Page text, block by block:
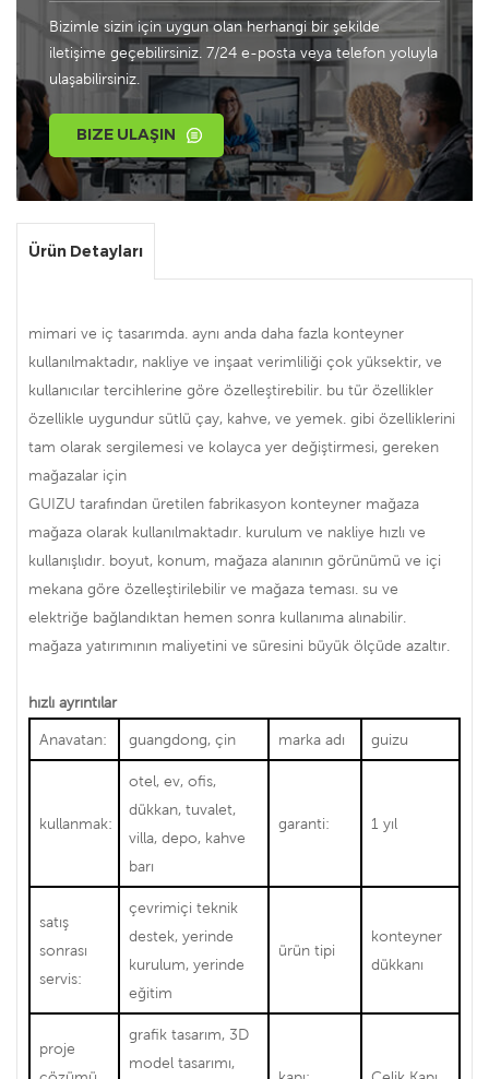
Bizimle sizin için uygun olan herhangi bir şekilde
iletişime geçebilirsiniz. 7/24 e-posta veya telefon yoluyla
ulaşabilirsiniz.
BIZE ULAŞIN
Ürün Detayları
mimari ve iç tasarımda. aynı anda daha fazla konteyner
kullanılmaktadır, nakliye ve inşaat verimliliği çok yüksektir, ve
kullanıcılar tercihlerine göre özelleştirebilir. bu tür özellikler
özellikle uygundur sütlü çay, kahve, ve yemek. gibi özelliklerini
tam olarak sergilemesi ve kolayca yer değiştirmesi, gereken
mağazalar için
GUIZU tarafından üretilen fabrikasyon konteyner mağaza
mağaza olarak kullanılmaktadır. kurulum ve nakliye hızlı ve
kullanışlıdır. boyut, konum, mağaza alanının görünümü ve içi
mekana göre özelleştirilebilir ve mağaza teması. su ve
elektriğe bağlandıktan hemen sonra kullanıma alınabilir.
mağaza yatırımının maliyetini ve süresini büyük ölçüde azaltır.
hızlı ayrıntılar
Anavatan: guangdong, çin marka adı guizu
kullanmak:
otel, ev, ofis,
dükkan, tuvalet,
villa, depo, kahve
barı
garanti: 1 yıl
satış
sonrası
servis:
çevrimiçi teknik
destek, yerinde
kurulum, yerinde
eğitim
ürün tipi
konteyner
dükkanı
proje
grafik tasarım, 3D
model tasarımı,